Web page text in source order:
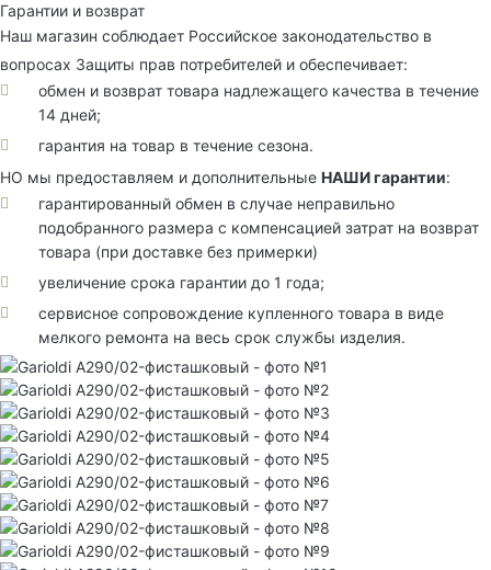
Гарантии и возврат
Наш магазин соблюдает Российское законодательство в
вопросах Защиты прав потребителей и обеспечивает:
обмен и возврат товара надлежащего качества в течение
14 дней;
гарантия на товар в течение сезона.
НО мы предоставляем и дополнительные НАШИ гарантии:
гарантированный обмен в случае неправильно
подобранного размера с компенсацией затрат на возврат
товара (при доставке без примерки)
увеличение срока гарантии до 1 года;
сервисное сопровождение купленного товара в виде
мелкого ремонта на весь срок службы изделия.